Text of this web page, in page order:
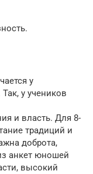
у
у учеников
и власть. Для 8-
традиций и
доброта,
анкет юношей
высокий